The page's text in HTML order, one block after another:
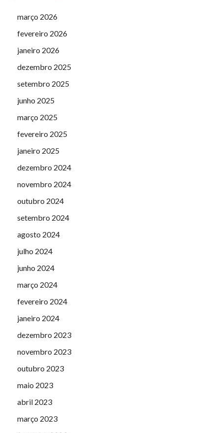
março 2026
fevereiro 2026
janeiro 2026
dezembro 2025
setembro 2025
junho 2025
março 2025
fevereiro 2025
janeiro 2025
dezembro 2024
novembro 2024
outubro 2024
setembro 2024
agosto 2024
julho 2024
junho 2024
março 2024
fevereiro 2024
janeiro 2024
dezembro 2023
novembro 2023
outubro 2023
maio 2023
abril 2023
março 2023